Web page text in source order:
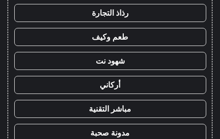
رذاذ التجارة
طعم وكيف
شهود نت
أركاني
مباشر التقنية
مدونة صحبة